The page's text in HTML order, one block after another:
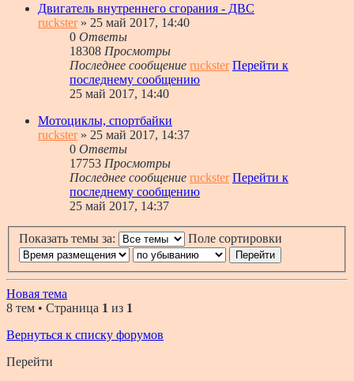
Двигатель внутреннего сгорания - ДВС
ruckster» 25 май 2017, 14:40
0 Ответы
18308 Просмотры
Последнее сообщение ruckster Перейти к
последнему сообщению
25 май 2017, 14:40
Мотоциклы, спортбайки
ruckster» 25 май 2017, 14:37
0 Ответы
17753 Просмотры
Последнее сообщение ruckster Перейти к
последнему сообщению
25 май 2017, 14:37
Показать темы за: Поле сортировки
Новая тема
8 тем • Страница 1 из 1
Вернуться к списку форумов
Перейти